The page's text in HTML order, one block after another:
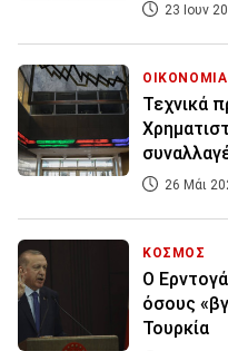
23 Ιουν
ΟΙΚΟΝΟΜΙΑ
Τεχνικά
26 Μάι
ΚΟΣΜΟΣ
Ο
όσους
Τουρκία